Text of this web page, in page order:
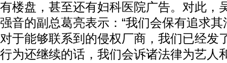
有楼盘，甚至还有妇科医院广告。对此，
强音的副总葛亮表示：“我们会保有追求
对于能够联系到的侵权厂商，我们已经发
行为还继续的话，我们会诉诸法律为艺人